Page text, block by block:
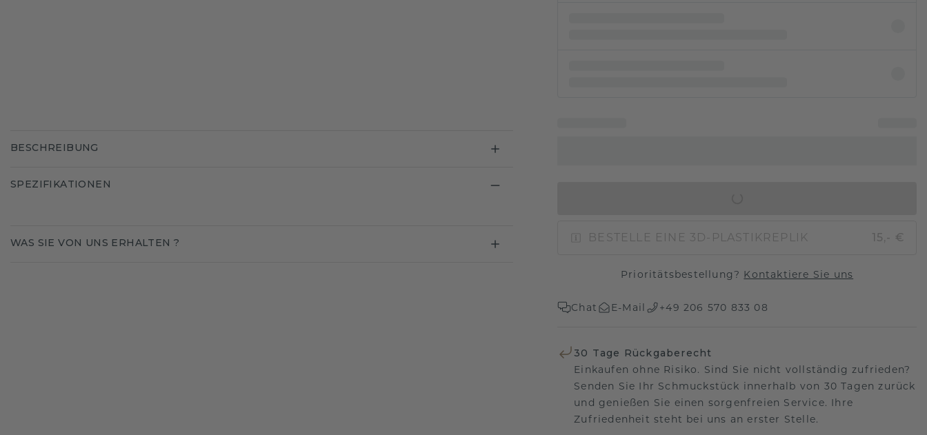
BESTELLE EINE 3D-PLASTIKREPLIK 15,- €
Prioritätsbestellung? Kontaktiere Sie uns
Chat E-Mail +49 206 570 833 08
30 Tage Rückgaberecht
Einkaufen ohne Risiko. Sind Sie nicht vollständig zufrieden?
Senden Sie Ihr Schmuckstück innerhalb von 30 Tagen zurück
und genießen Sie einen sorgenfreien Service. Ihre
Zufriedenheit steht bei uns an erster Stelle.
BESCHREIBUNG
SPEZIFIKATIONEN
WAS SIE VON UNS ERHALTEN ?